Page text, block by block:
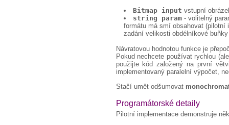
Bitmap input vstupní
string param- volitelný
formátu má smí obsahovat (pilotní
zadání velikosti obdélníkové
Návratovou hodnotou funkce je
Pokud nechcete používat rychlou
použijte kód založený na první
implementovaný paralelní výpočet,
Stačí umět odšumovat
Programátorské detaily
Pilotní implementace demonstruje